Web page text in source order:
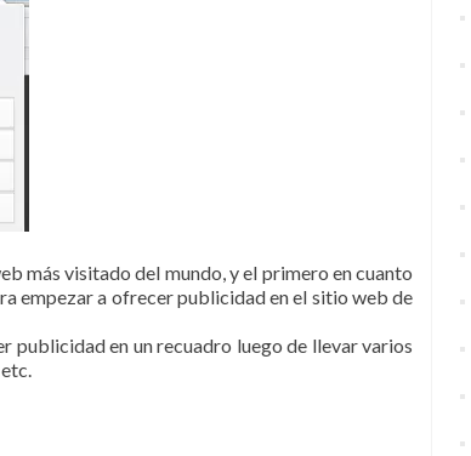
más visitado del mundo, y el primero en cuanto
empezar a ofrecer publicidad en el sitio web de
publicidad en un recuadro luego de llevar varios